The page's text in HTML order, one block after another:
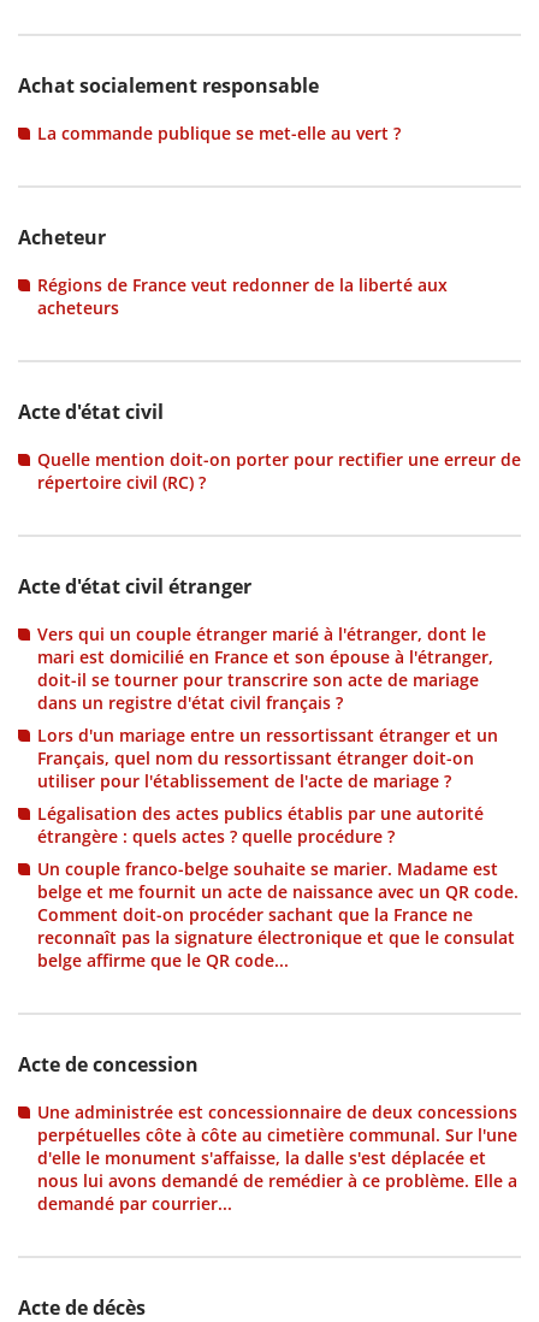
Achat socialement responsable
La commande publique se met-elle au vert ?
Acheteur
Régions de France veut redonner de la liberté aux
acheteurs
Acte d'état civil
Quelle mention doit-on porter pour rectifier une erreur de
répertoire civil (RC) ?
Acte d'état civil étranger
Vers qui un couple étranger marié à l'étranger, dont le
mari est domicilié en France et son épouse à l'étranger,
doit-il se tourner pour transcrire son acte de mariage
dans un registre d'état civil français ?
Lors d'un mariage entre un ressortissant étranger et un
Français, quel nom du ressortissant étranger doit-on
utiliser pour l'établissement de l'acte de mariage ?
Légalisation des actes publics établis par une autorité
étrangère : quels actes ? quelle procédure ?
Un couple franco-belge souhaite se marier. Madame est
belge et me fournit un acte de naissance avec un QR code.
Comment doit-on procéder sachant que la France ne
reconnaît pas la signature électronique et que le consulat
belge affirme que le QR code...
Acte de concession
Une administrée est concessionnaire de deux concessions
perpétuelles côte à côte au cimetière communal. Sur l'une
d'elle le monument s'affaisse, la dalle s'est déplacée et
nous lui avons demandé de remédier à ce problème. Elle a
demandé par courrier...
Acte de décès